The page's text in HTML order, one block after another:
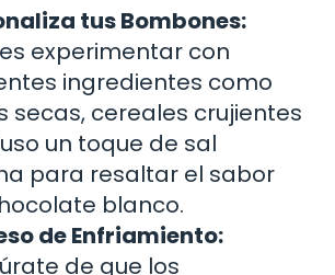
tus Bombones:
experimentar con
ingredientes como
secas, cereales crujientes
un toque de sal
para resaltar el sabor
blanco.
de Enfriamiento:
de que los